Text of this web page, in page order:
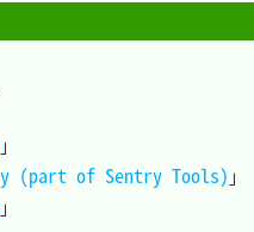
」
(part of Sentry Tools) 」